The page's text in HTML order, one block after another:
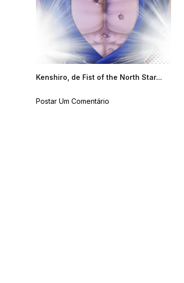
Kenshiro, de Fist of the North Star...
Postar Um Comentário